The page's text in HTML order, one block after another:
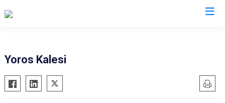
Adalar
Avcılar
Yoros Kalesi